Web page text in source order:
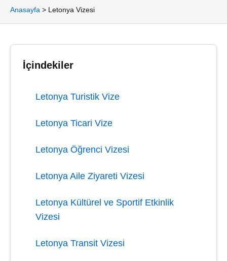
Anasayfa > Letonya Vizesi
İçindekiler
Letonya Turistik Vize
Letonya Ticari Vize
Letonya Öğrenci Vizesi
Letonya Aile Ziyareti Vizesi
Letonya Kültürel ve Sportif Etkinlik
Vizesi
Letonya Transit Vizesi